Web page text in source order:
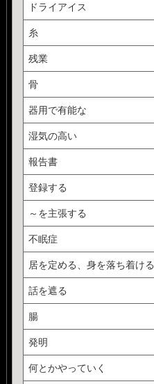
ドライアイス
糸
残業
骨
器用で有能な
湿気の高い
報告書
登録する
～を主張する
不眠症
居を定める、身を落ち着ける
話を遮る
腸
発明
何とかやっていく